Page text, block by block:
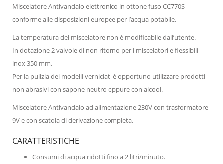
Miscelatore Antivandalo elettronico in ottone fuso CC770S
conforme alle disposizioni europee per l’acqua potabile.
La temperatura del miscelatore non è modificabile dall’utente.
In dotazione 2 valvole di non ritorno per i miscelatori e flessibili
inox 350 mm.
Per la pulizia dei modelli verniciati è opportuno utilizzare prodotti
non abrasivi con sapone neutro oppure con alcool.
Miscelatore Antivandalo ad alimentazione 230V con trasformatore
9V e con scatola di derivazione completa.
CARATTERISTICHE
Consumi di acqua ridotti fino a 2 litri/minuto.